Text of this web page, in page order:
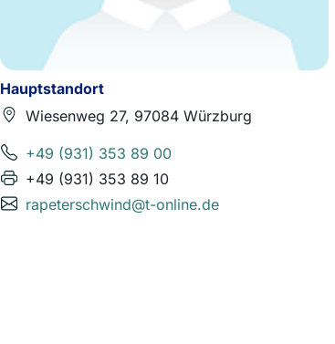
Hauptstandort
Wiesenweg 27, 97084 Würzburg
+49 (931) 353 89 00
+49 (931) 353 89 10
rapeterschwind@t-online.de